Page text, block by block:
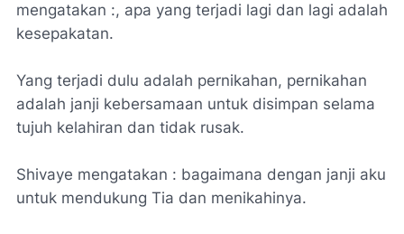
mengatakan :, apa yang terjadi lagi dan lagi adalah
kesepakatan.
Yang terjadi dulu adalah pernikahan, pernikahan
adalah janji kebersamaan untuk disimpan selama
tujuh kelahiran dan tidak rusak.
Shivaye mengatakan : bagaimana dengan janji aku
untuk mendukung Tia dan menikahinya.